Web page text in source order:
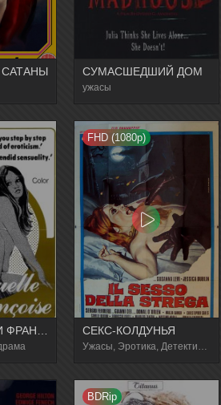
САТАНЫ СУМАСШЕДШИЙ ДОМ
ужасы
ЭММАНУЭЛЬ И ФРАНЦУАЗА, СЕСТРИЧКИ
FHD (1080p)
СЕКС-КОЛДУНЬЯ
Ужасы, Эротика, Детектив, Триллер
BDRip